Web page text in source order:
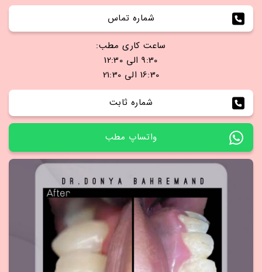
شماره تماس
ساعت کاری مطب:
9:30 الی 12:30
16:30 الی 21:30
شماره ثابت
واتساپ مطب